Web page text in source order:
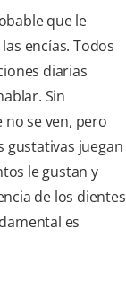
que le
encías. Todos
diarias
Sin
se ven, pero
gustativas juegan
le gustan y
de los dientes
es